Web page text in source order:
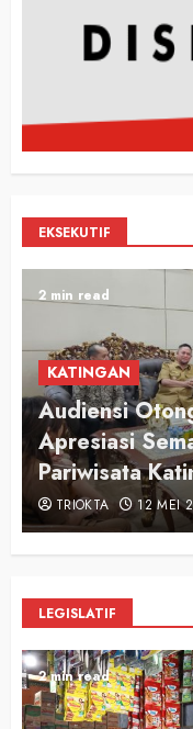
EKSEKUTIF
2 min read
KATINGAN
Audiensi
Apresiasi
Pariwisata
TRIOKTA 12 MEI
LEGISLATIF
2 min read